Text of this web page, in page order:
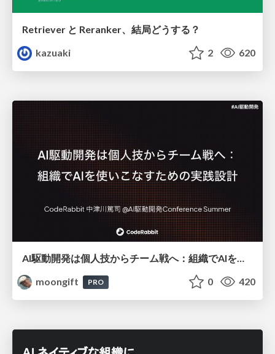
Retriever と Reranker、結局どうする？
kazuaki
2 620
moongift
PRO 0 420